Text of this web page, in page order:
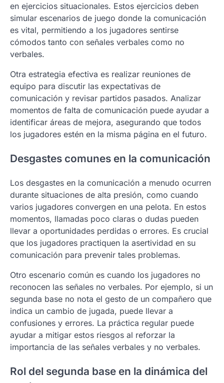
en ejercicios situacionales. Estos ejercicios deben
simular escenarios de juego donde la comunicación
es vital, permitiendo a los jugadores sentirse
cómodos tanto con señales verbales como no
verbales.
Otra estrategia efectiva es realizar reuniones de
equipo para discutir las expectativas de
comunicación y revisar partidos pasados. Analizar
momentos de falta de comunicación puede ayudar a
identificar áreas de mejora, asegurando que todos
los jugadores estén en la misma página en el futuro.
Desgastes comunes en la comunicación
Los desgastes en la comunicación a menudo ocurren
durante situaciones de alta presión, como cuando
varios jugadores convergen en una pelota. En estos
momentos, llamadas poco claras o dudas pueden
llevar a oportunidades perdidas o errores. Es crucial
que los jugadores practiquen la asertividad en su
comunicación para prevenir tales problemas.
Otro escenario común es cuando los jugadores no
reconocen las señales no verbales. Por ejemplo, si un
segunda base no nota el gesto de un compañero que
indica un cambio de jugada, puede llevar a
confusiones y errores. La práctica regular puede
ayudar a mitigar estos riesgos al reforzar la
importancia de las señales verbales y no verbales.
Rol del segunda base en la dinámica del